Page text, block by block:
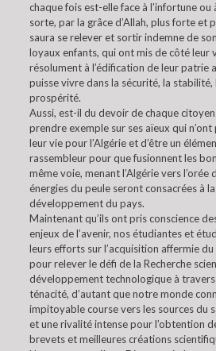
chaque fois est-elle face à l’infortune ou
sorte, par la grâce d’Allah, plus forte et
saura se relever et sortir indemne de
loyaux enfants, qui ont mis de côté leur
résolument à l’édification de leur patrie
puisse vivre dans la sécurité, la stabilité,
prospérité.
Aussi, est-il du devoir de chaque
prendre exemple sur ses aïeux qui
leur vie pour l’Algérie et d’être un
rassembleur pour que fusionnent les
même voie, menant l’Algérie vers l’orée
énergies du peule seront consacrées à
développement du pays.
Maintenant qu’ils ont pris conscience
enjeux de l’avenir, nos étudiantes et
leurs efforts sur l’acquisition affermie
pour relever le défi de la Recherche
développement technologique à
ténacité, d’autant que notre monde
impitoyable course vers les sources du
et une rivalité intense pour l’obtention
brevets et meilleures créations